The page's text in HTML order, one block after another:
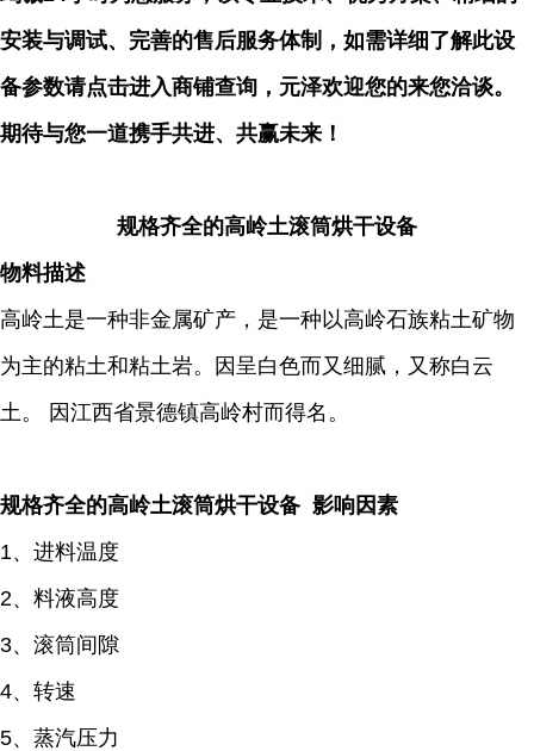
安装与调试、完善的售后服务体制，如需详细了解此设
备参数请点击进入商铺查询，元泽欢迎您的来您洽谈。
期待与您一道携手共进、共赢未来！
规格齐全的高岭土滚筒烘干设备
物料描述
高岭土是一种非金属矿产，是一种以高岭石族粘土矿物
为主的粘土和粘土岩。因呈白色而又细腻，又称白云
土。 因江西省景德镇高岭村而得名。
规格齐全的高岭土滚筒烘干设备 影响因素
1、进料温度
2、料液高度
3、滚筒间隙
4、转速
5、蒸汽压力